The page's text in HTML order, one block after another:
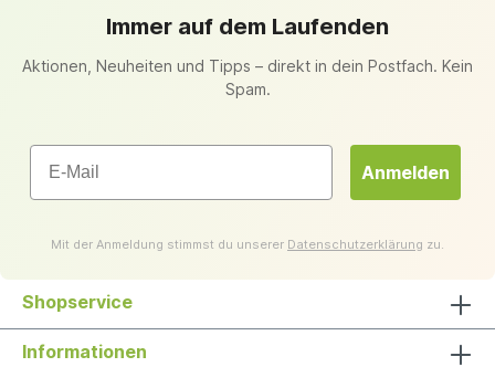
Immer auf dem Laufenden
Aktionen, Neuheiten und Tipps – direkt in dein Postfach. Kein
Spam.
Email
Anmelden
Mit der Anmeldung stimmst du unserer Datenschutzerklärung zu.
Shopservice
Informationen